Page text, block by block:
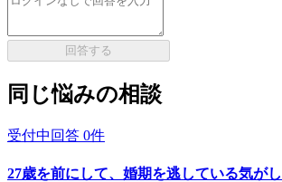
回答する
同じ悩みの相談
受付中 回答 0件
27歳を前にして、婚期を逃している気が